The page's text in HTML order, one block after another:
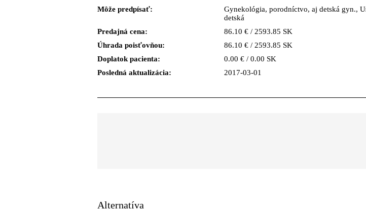
Môže predpísať:
Gynekológia, porodníctvo, aj detská gyn.,
detská
Predajná cena:
86.10 € / 2593.85 SK
Úhrada poisťovňou:
86.10 € / 2593.85 SK
Doplatok pacienta:
0.00 € / 0.00 SK
Posledná aktualizácia:
2017-03-01
Alternatíva